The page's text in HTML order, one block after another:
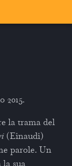
2015.
la trama del
(Einaudi)
parole. Un
la sua